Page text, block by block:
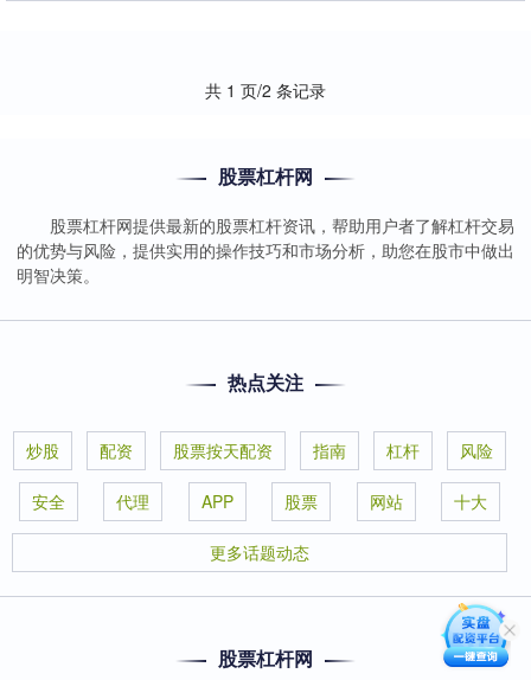
共 1 页/2 条记录
股票杠杆网
股票杠杆网提供最新的股票杠杆资讯，帮助用户者了解杠杆交易
的优势与风险，提供实用的操作技巧和市场分析，助您在股市中做出
明智决策。
热点关注
炒股 配资 股票按天配资 指南 杠杆 风险
安全 代理 APP 股票 网站 十大
更多话题动态
股票杠杆网